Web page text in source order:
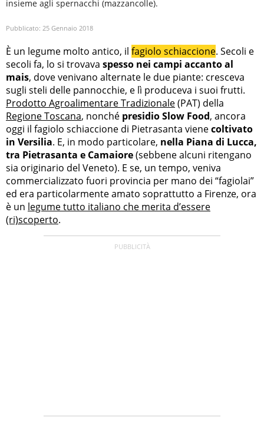
insieme agli spernacchi (mazzancolle).
Pubblicato: 25 Gennaio 2018
È un legume molto antico, il fagiolo schiaccione. Secoli e
secoli fa, lo si trovava spesso nei campi accanto al
mais, dove venivano alternate le due piante: cresceva
sugli steli delle pannocchie, e lì produceva i suoi frutti.
Prodotto Agroalimentare Tradizionale(PAT) della
Regione Toscana, nonché presidio Slow Food, ancora
oggi il fagiolo schiaccione di Pietrasanta vienecoltivato
in Versilia. E, in modo particolare, nella Piana di Lucca,
tra Pietrasanta e Camaiore(sebbene alcuni ritengano
sia originario del Veneto). E se, un tempo, veniva
commercializzato fuori provincia per mano dei “fagiolai”
ed era particolarmente amato soprattutto a Firenze, ora
è un legume tutto italiano che merita d’essere
(ri)scoperto.